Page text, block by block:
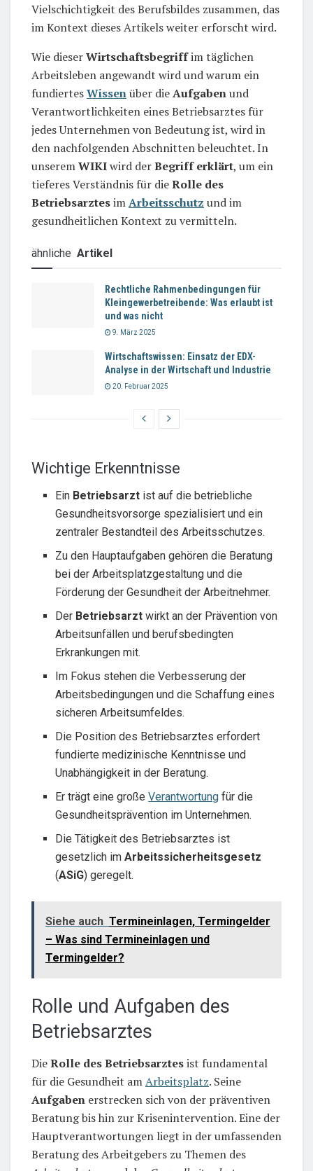
Vielschichtigkeit des Berufsbildes zusammen, das
im Kontext dieses Artikels weiter erforscht wird.
Wie dieserWirtschaftsbegriffim täglichen
Arbeitsleben angewandt wird und warum ein
fundiertesWissenüber dieAufgabenund
Verantwortlichkeiten eines Betriebsarztes für
jedes Unternehmen von Bedeutung ist, wird in
den nachfolgenden Abschnitten beleuchtet. In
unseremWIKIwird derBegriff erklärt, um ein
tieferes Verständnis für dieRolle des
BetriebsarztesimArbeitsschutz und im
gesundheitlichen Kontext zu vermitteln.
ähnliche Artikel
Rechtliche Rahmenbedingungen für
Kleingewerbetreibende: Was erlaubt ist
und was nicht
9. März 2025
Wirtschaftswissen: Einsatz der EDX-
Analyse in der Wirtschaft und Industrie
20. Februar 2025
Wichtige Erkenntnisse
Ein Betriebsarzt ist auf die betriebliche
Gesundheitsvorsorge spezialisiert und ein
zentraler Bestandteil des Arbeitsschutzes.
Zu den Hauptaufgaben gehören die Beratung
bei der Arbeitsplatzgestaltung und die
Förderung der Gesundheit der Arbeitnehmer.
Der Betriebsarzt wirkt an der Prävention von
Arbeitsunfällen und berufsbedingten
Erkrankungen mit.
Im Fokus stehen die Verbesserung der
Arbeitsbedingungen und die Schaffung eines
sicheren Arbeitsumfeldes.
Die Position des Betriebsarztes erfordert
fundierte medizinische Kenntnisse und
Unabhängigkeit in der Beratung.
Er trägt eine großeVerantwortung für die
Gesundheitsprävention im Unternehmen.
Die Tätigkeit des Betriebsarztes ist
gesetzlich imArbeitssicherheitsgesetz
(ASiG) geregelt.
Siehe auch Termineinlagen, Termingelder
– Was sind Termineinlagen und
Termingelder?
Rolle und Aufgaben des
Betriebsarztes
DieRolle des Betriebsarztesist fundamental
für die Gesundheit amArbeitsplatz. Seine
Aufgaben erstrecken sich von der präventiven
Beratung bis hin zur Krisenintervention. Eine der
Hauptverantwortungen liegt in der umfassenden
Beratung des Arbeitgebers zu Themen des